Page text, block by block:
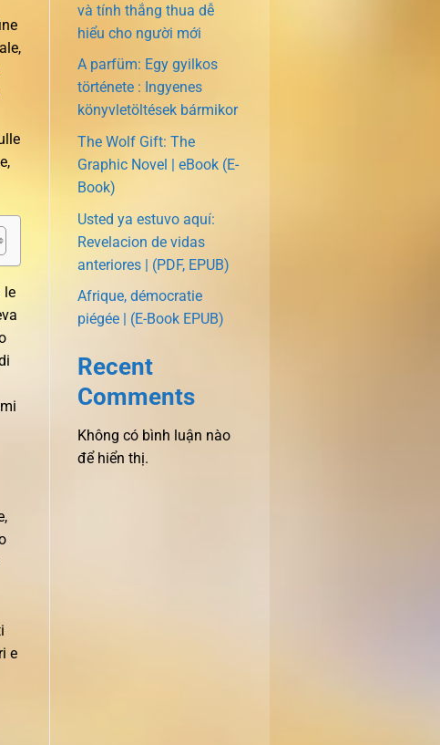
le
e
và tính thắng thua dễ
hiểu cho người mới
A parfüm: Egy gyilkos
története : Ingyenes
könyvletöltések bármikor
The Wolf Gift: The
Graphic Novel | eBook (E-
Book)
Usted ya estuvo aquí:
Revelacion de vidas
anteriores | (PDF, EPUB)
Afrique, démocratie
piégée | (E-Book EPUB)
Recent
Comments
Không có bình luận nào
để hiển thị.